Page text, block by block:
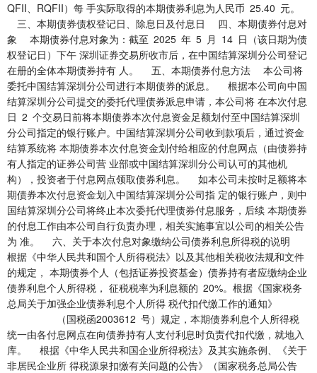
QFII、RQFII）每 手实际取得的本期债券利息为人民币 25.40 元。
三、本期债券债权登记日、除息日及付息日 四、本期债券付息对
象 本期债券付息对象为：截至 2025 年 5 月 14 日（该日期为债
权登记日）下午 深圳证券交易所收市后，在中国结算深圳分公司登记
在册的全体本期债券持有 人。 五、本期债券付息方法 本公司将
委托中国结算深圳分公司进行本期债券的派息。 根据本公司向中国
结算深圳分公司提交的委托代理债券派息申请，本公司将 在本次付息
日 2 个交易日前将本期债券本次付息资金足额划付至中国结算深圳
分公司指定的银行账户。中国结算深圳分公司收到款项后，通过资金
结算系统将 本期债券本次付息资金划付给相应的付息网点（由债券持
有人指定的证券公司营 业部或中国结算深圳分公司认可的其他机
构），投资者于付息网点领取债券利息。 如本公司未按时足额将本
期债券本次付息资金划入中国结算深圳分公司指 定的银行账户，则中
国结算深圳分公司将终止本次委托代理债券付息服务，后续 本期债券
的付息工作由本公司自行负责办理，相关实施事宜以公司的相关公告
为 准。 六、关于本次付息对象缴纳公司债券利息所得税的说明
根据《中华人民共和国个人所得税法》以及其他相关税收法规和文件
的规定， 本期债券个人（包括证券投资基金）债券持有者应缴纳企业
债券利息个人所得税， 征税税率为利息额的 20%。根据《国家税务
总局关于加强企业债券利息个人所得 税代扣代缴工作的通知》
（国税函2003612 号）规定，本期债券利息个人所得税
统一由各付息网点在向债券持有人支付利息时负责代扣代缴，就地入
库。 根据《中华人民共和国企业所得税法》及其实施条例、《关于
非居民企业所 得税源泉扣缴有关问题的公告》（国家税务总局公告